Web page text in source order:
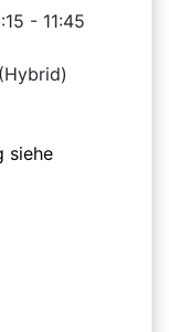
- 11:45
siehe